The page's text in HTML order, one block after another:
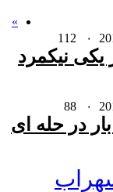
۰
یکی نیکمرد
۰
در حله ای
»